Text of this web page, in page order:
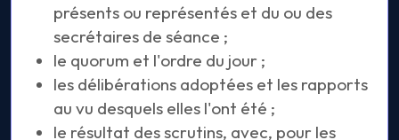
présents ou représentés et du ou des
secrétaires de séance ;
le quorum et l'ordre du jour ;
les délibérations adoptées et les rapports
au vu desquels elles l'ont été ;
le résultat des scrutins, avec, pour les